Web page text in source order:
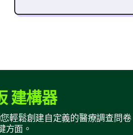
卓越
建構器
輕鬆創建自定義的醫療調查問
方面。